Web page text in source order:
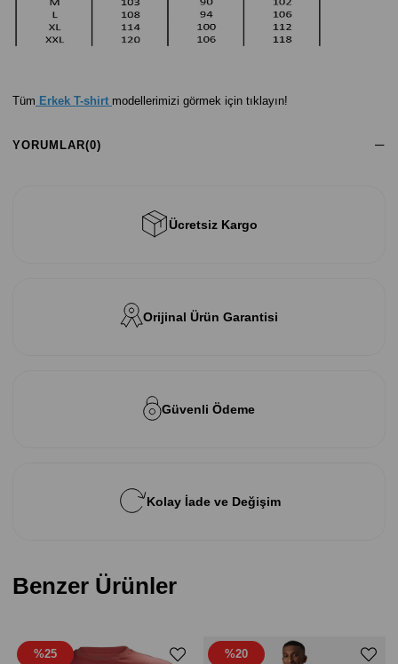
Tüm Erkek T-shirt modellerimizi görmek için tıklayın!
YORUMLAR(0)
Ücretsiz Kargo
Orijinal Ürün Garantisi
Güvenli Ödeme
Kolay İade ve Değişim
Benzer Ürünler
%25 %20